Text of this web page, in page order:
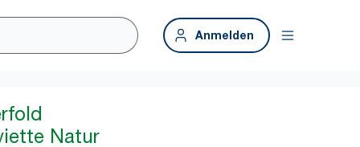
Anmelden
Natur